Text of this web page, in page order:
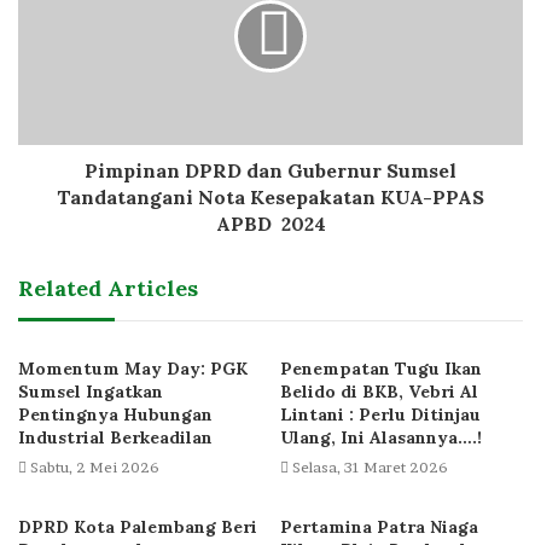
Pimpinan DPRD dan Gubernur Sumsel
Tandatangani Nota Kesepakatan KUA-PPAS
APBD 2024
Related Articles
Momentum May Day: PGK
Sumsel Ingatkan
Pentingnya Hubungan
Industrial Berkeadilan
Sabtu, 2 Mei 2026
Penempatan Tugu Ikan
Belido di BKB, Vebri Al
Lintani : Perlu Ditinjau
Ulang, Ini Alasannya….!
Selasa, 31 Maret 2026
DPRD Kota Palembang Beri
Pertamina Patra Niaga